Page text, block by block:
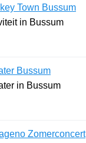
Town Bussum
in Bussum
Bussum
in Bussum
Zomerconcert